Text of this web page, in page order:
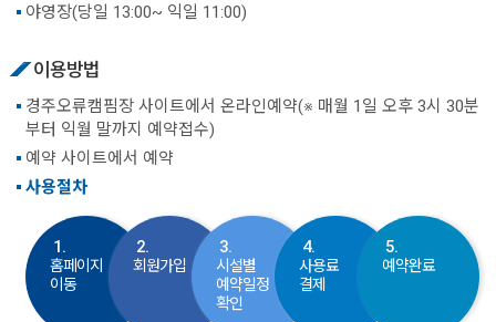
야영장(당일 13:00~ 익일 11:00)
이용방법
경주오류캠핌장 사이트에서 온라인예약(※ 매월 1일 오후 3시 30분
부터 익월 말까지 예약접수)
예약 사이트에서 예약
사용절차
1.
홈페이지
이동
2.
회원가입
3.
시설별
예약일정
확인
4.
사용료
결제
5.
예약완료